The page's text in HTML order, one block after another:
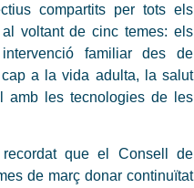
compartits per tots els
voltant de cinc temes: els
familiar des de
cap a la vida adulta, la salut
amb les tecnologies de les
que el Consell de
de març donar continuïtat